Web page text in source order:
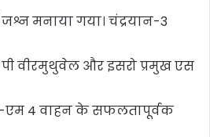
मनाया गया। चंद्रयान-3
वीरमुथुवेल और इसरो प्रमुख एस
एम 4 वाहन के सफलतापूर्वक